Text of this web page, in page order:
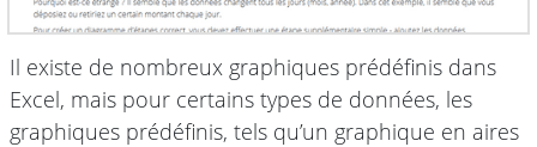
Il existe de nombreux graphiques prédéfinis dans
Excel, mais pour certains types de données, les
graphiques prédéfinis, tels qu’un graphique en aires